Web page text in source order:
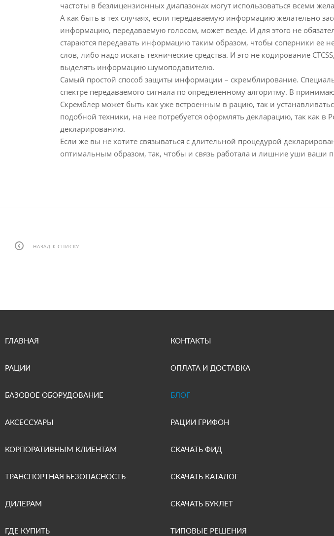
частоты в безлицензионных диапазонах могут использоваться всеми
А как быть в тех случаях, если передаваемую информацию желательно
информацию, передаваемую голосом, может везде. И для этого не
стараются передавать информацию таким образом, чтобы соперники ее
слов, либо надо искать технические средства. И это не кодирование
выделять информацию шумоподавителю.
Самый простой способ защиты информации – скремблирование.
спектре передаваемого сигнала по определенному алгоритму. В
Скремблер может быть как уже встроенным в рацию, так и
подобной техники, на нее потребуется оформлять декларацию, так как
декларированию.
Если же вы не хотите связываться с длительной процедурой
оптимальным образом, так, чтобы и связь работала и лишние уши ваши
НАЗАД К СПИСКУ
ГЛАВНАЯ
РАЦИИ
БАЗОВОЕ ОБОРУДОВАНИЕ
АКСЕССУАРЫ
КОРПОРАТИВНЫМ КЛИЕНТАМ
ТРАНСПОРТНАЯ БЕЗОПАСНОСТЬ
ДИЛЕРАМ
ГДЕ КУПИТЬ
КОНТАКТЫ
ОПЛАТА И ДОСТАВКА
БЛОГ
РАЦИИ ГРИФОН
СКАЧАТЬ ФИД
СКАЧАТЬ КАТАЛОГ
СКАЧАТЬ БУКЛЕТ
ТИПОВЫЕ РЕШЕНИЯ